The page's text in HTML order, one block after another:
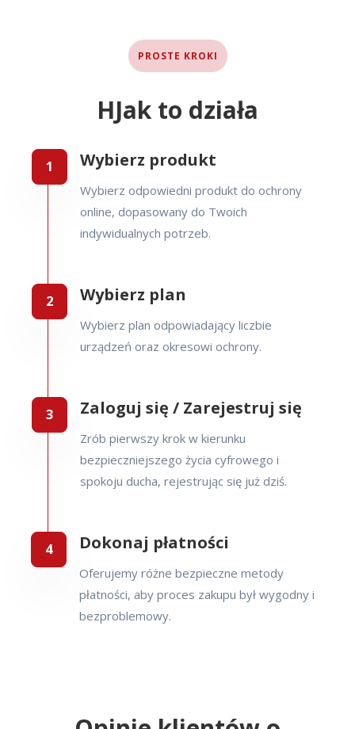
PROSTE KROKI
HJak to działa
Wybierz produkt
Wybierz odpowiedni produkt do ochrony
online, dopasowany do Twoich
indywidualnych potrzeb.
Wybierz plan
Wybierz plan odpowiadający liczbie
urządzeń oraz okresowi ochrony.
Zaloguj się / Zarejestruj się
Zrób pierwszy krok w kierunku
bezpieczniejszego życia cyfrowego i
spokoju ducha, rejestrując się już dziś.
Dokonaj płatności
Oferujemy różne bezpieczne metody
płatności, aby proces zakupu był wygodny i
bezproblemowy.